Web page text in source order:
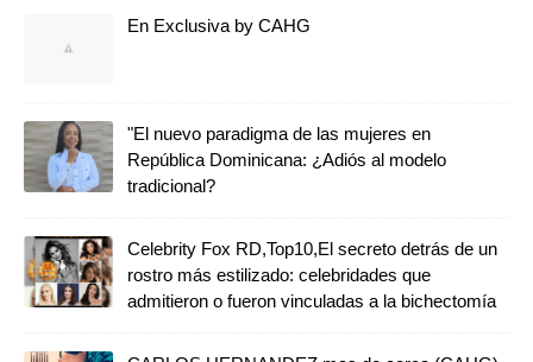
En Exclusiva by CAHG
"El nuevo paradigma de las mujeres en
República Dominicana: ¿Adiós al modelo
tradicional?
Celebrity Fox RD,Top10,El secreto detrás de un
rostro más estilizado: celebridades que
admitieron o fueron vinculadas a la bichectomía